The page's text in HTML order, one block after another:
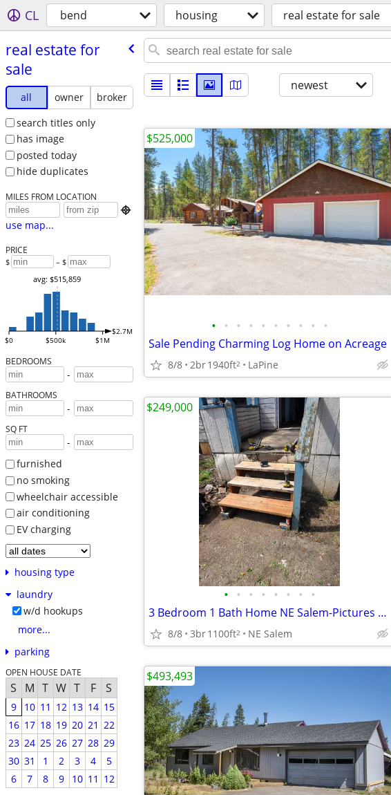
CL bend housing real estate for sale
real estate for
sale
all owner
broker
search titles only
has image
posted today
hide duplicates
MILES FROM LOCATION

use map...
PRICE
$ – $
$0 $500k $1M
$2.7M
avg: $515,859
BEDROOMS
-
BATHROOMS
-
SQ FT
-
furnished
no smoking
wheelchair accessible
air conditioning
EV charging
housing type
laundry
w/d hookups
more...
parking
OPEN HOUSE DATE
S M T W T F S
9 10 11 12 13 14 15
16 17 18 19 20 21 22
23 24 25 26 27 28 29
30 31 1 2 3 4
5
6
7 8 9 10 11 12
newest
• • • • • • • • • •
Sale Pending Charming Log Home on Acreage
8/8 2br1940ft2 LaPine
$525,000
• • • • • • • •
3 Bedroom 1 Bath Home NE Salem-Pictures Added-Ready for Remodel-Salem
8/8 3br1100ft2 NE Salem
$249,000
$493,493